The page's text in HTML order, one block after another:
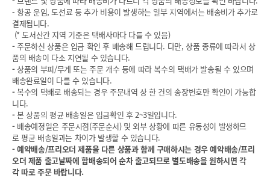
- 항공 운임, 도선료 등 추가 비용이 발생하는 일부 지역에서는 배송비가 추가로
결제됩니다.
(* 도서산간 지역 기준은 택배사마다 다를 수 있음)
-주문하신 상품은 입금 확인 후 배송해 드립니다. 다만, 상품 종류에 따라서 상
품의 배송이 다소 지연될 수 있습니다.
- 상품의 부피/무게 또는 주문 개수 등에 따라 복수의 택배가 발송될 수 있으며
배송완료일이 다를 수 있습니다.
-복수의 택배로 배송되는 경우 주문내역 상 한 건의 송장번호만 확인이 가능합
니다.
-본 상품의 평균 배송일은 입금확인 후 2~3일입니다.
- 배송예정일은 주문시점(주문순서) 및 외부 상황에 따른 유동성이 발생하므
로 평균 배송일과는 차이가 발생할 수 있습니다.
-예약배송/프리오더 제품을 다른 상품과 함께 구매하시는 경우 예약배송/프리
오더 제품 출고날짜에 합배송되어 순차 출고되므로 별도배송을 원하시면 각
각 따로 주문 바랍니다.